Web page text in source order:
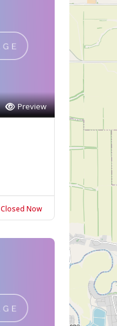
Preview
Closed Now